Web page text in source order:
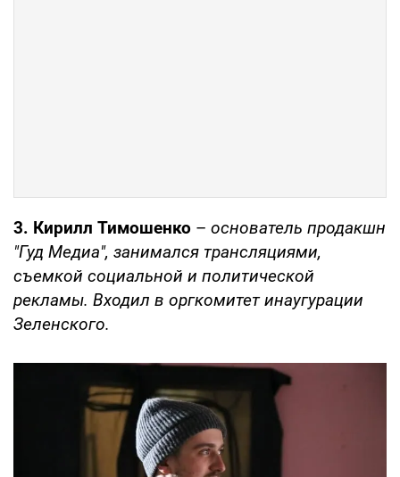
3. Кирилл Тимошенко – основатель продакшн
"Гуд Медиа", занимался трансляциями,
съемкой социальной и политической
рекламы. Входил в оргкомитет инаугурации
Зеленского.